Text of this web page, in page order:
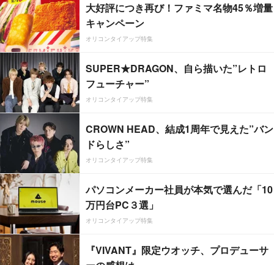
大好評につき再び！ファミマ名物45％増量
キャンペーン
オリコンタイアップ特集
SUPER★DRAGON、自ら描いた”レトロ
フューチャー”
オリコンタイアップ特集
CROWN HEAD、結成1周年で見えた”バン
ドらしさ”
オリコンタイアップ特集
パソコンメーカー社員が本気で選んだ「10
万円台PC３選」
オリコンタイアップ特集
『VIVANT』限定ウオッチ、プロデューサ